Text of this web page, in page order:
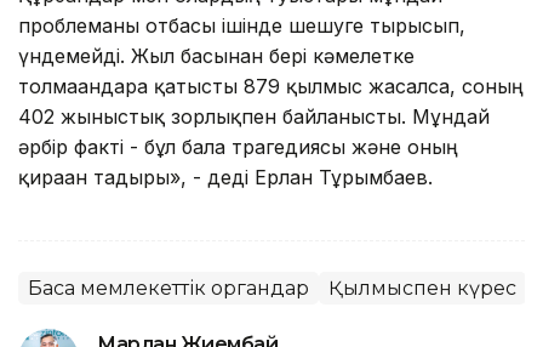
проблеманы отбасы ішінде шешуге тырысып,
үндемейді. Жыл басынан бері кәмелетке
толмағандарға қатысты 879 қылмыс жасалса, соның
402 жыныстық зорлықпен байланысты. Мұндай
әрбір факті - бұл бала трагедиясы және оның
қираған тағдыры», - деді Ерлан Тұрғымбаев.
Басқа мемлекеттік органдар Қылмыспен күрес